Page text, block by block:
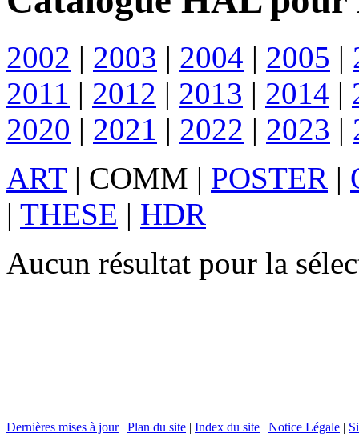
2002 | 2003 | 2004 | 2005 |
2011 | 2012 | 2013 | 2014 |
2020 | 2021 | 2022 | 2023 |
ART| COMM | POSTER |
| THESE | HDR
Aucun résultat pour la
Dernières mises à jour| Plan du site | Index du site | Notice Légale |